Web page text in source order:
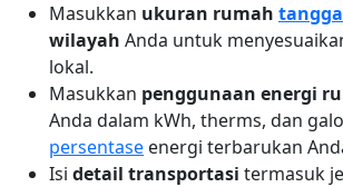
Masukkan ukuran rumah tangga
wilayah Anda untuk
lokal.
Masukkan penggunaan energi
Anda dalam kWh, therms, dan
persentase energi terbarukan
Isi detail transportasi termasuk